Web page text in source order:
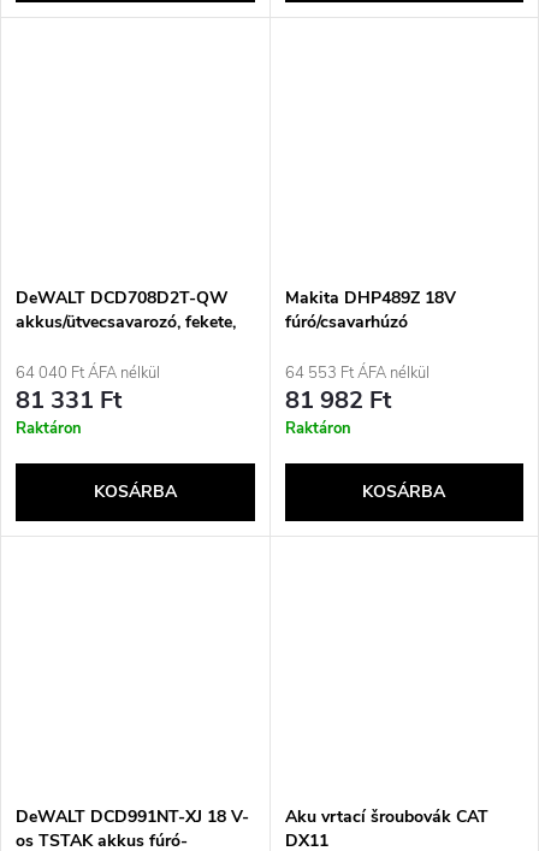
DeWALT DCD708D2T-QW
akkus/ütvecsavarozó, fekete,
64 040 Ft ÁFA nélkül
81 331 Ft
Raktáron
KOSÁRBA
Makita DHP489Z 18V
fúró/csavarhúzó
64 553 Ft ÁFA nélkül
81 982 Ft
Raktáron
KOSÁRBA
DeWALT DCD991NT-XJ 18 V-
os TSTAK akkus fúró-
Aku vrtací šroubovák CAT
DX11